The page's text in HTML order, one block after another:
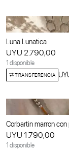
Luna Lunatica
UYU 2.790,00
1 disponible
TRANSFERENCIA
Corbartin marron
UYU 1.790,00
1 disponible